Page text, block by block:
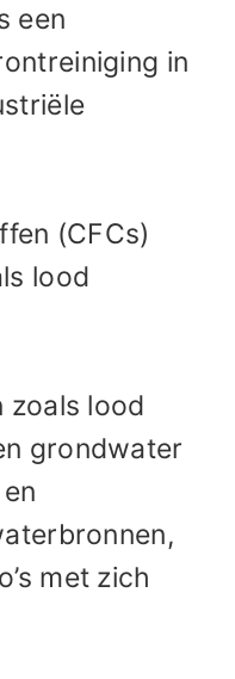
een
in
(CFCs)
lood
zoals lood
grondwater
met zich